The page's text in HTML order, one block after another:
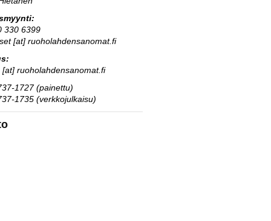
330 6399
[at] ruoholahdensanomat.fi
[at] ruoholahdensanomat.fi
1727 (painettu)
1735 (verkkojulkaisu)